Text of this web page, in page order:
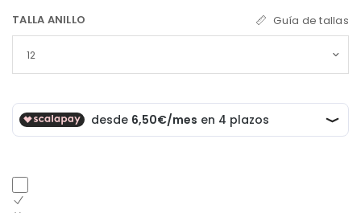
TALLA ANILLO Guía de tallas